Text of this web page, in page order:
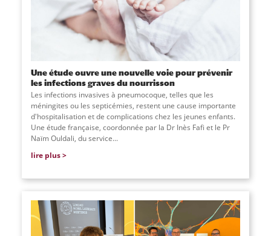
Une étude ouvre une nouvelle voie pour prévenir
les infections graves du nourrisson
Les infections invasives à pneumocoque, telles que les
méningites ou les septicémies, restent une cause importante
d'hospitalisation et de complications chez les jeunes enfants.
Une étude française, coordonnée par la Dr Inès Fafi et le Pr
Naïm Ouldali, du service...
lire plus